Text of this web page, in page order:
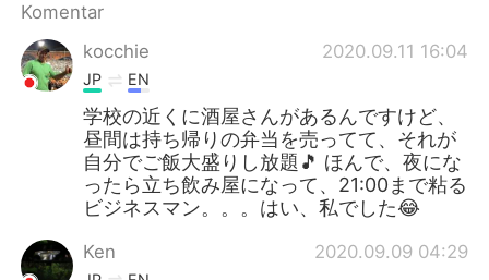
한국어
ไทย
Türkçe Tiếng Việt
Português
Komentar
kocchie
2020.09.11 16:04
JP EN
学校の近くに酒屋さんがあるんですけど、
昼間は持ち帰りの弁当を売ってて、それが
自分でご飯大盛りし放題🎵 ほんで、夜にな
ったら立ち飲み屋になって、21:00まで粘る
ビジネスマン。。。はい、私でした😂
Ken 2020.09.09 04:29